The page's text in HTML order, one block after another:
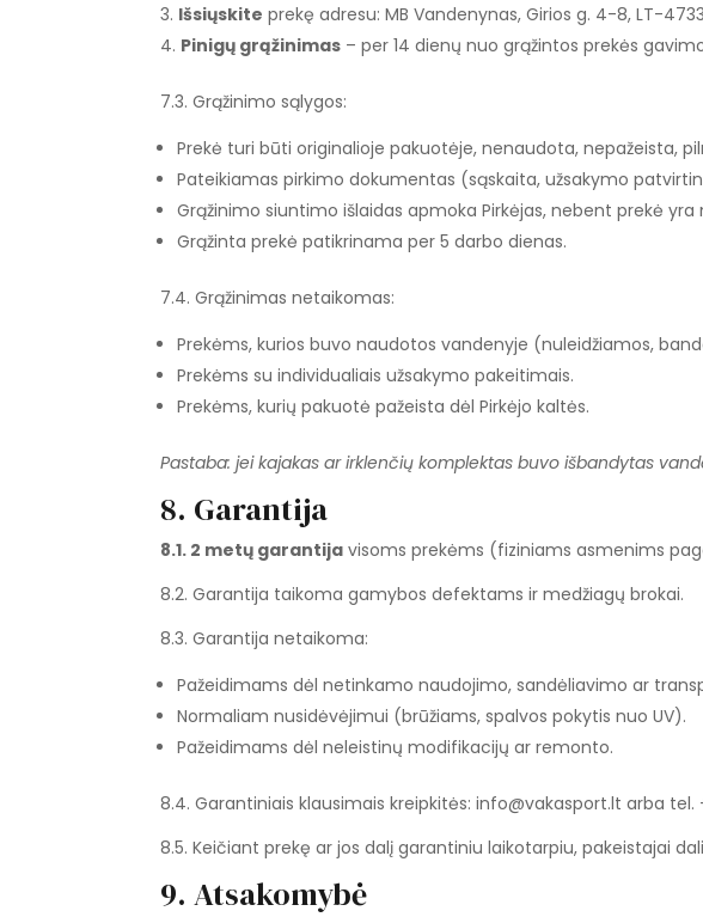
Išsiųskite prekę adresu: MB Vandenynas, Girios g. 4-8, LT-
Pinigų grąžinimas – per 14 dienų nuo grąžintos prekės
7.3. Grąžinimo sąlygos:
Prekė turi būti originalioje pakuotėje, nenaudota, nepažeista,
Pateikiamas pirkimo dokumentas (sąskaita, užsakymo
Grąžinimo siuntimo išlaidas apmoka Pirkėjas, nebent prekė yra
Grąžinta prekė patikrinama per 5 darbo dienas.
7.4. Grąžinimas netaikomas:
Prekėms, kurios buvo naudotos vandenyje (nuleidžiamos,
Prekėms su individualiais užsakymo pakeitimais.
Prekėms, kurių pakuotė pažeista dėl Pirkėjo kaltės.
Pastaba: jei kajakas ar irklenčių komplektas buvo išbandytas
8. Garantija
8.1. 2 metų garantija visoms prekėms (fiziniams asmenims
8.2. Garantija taikoma gamybos defektams ir medžiagų brokai.
8.3. Garantija netaikoma:
Pažeidimams dėl netinkamo naudojimo, sandėliavimo ar
Normaliam nusidėvėjimui (brūžiams, spalvos pokytis nuo UV).
Pažeidimams dėl neleistinų modifikacijų ar remonto.
8.4. Garantiniais klausimais kreipkitės: info@vakasport.lt arba
8.5. Keičiant prekę ar jos dalį garantiniu laikotarpiu, pakeistajai
9. Atsakomybė